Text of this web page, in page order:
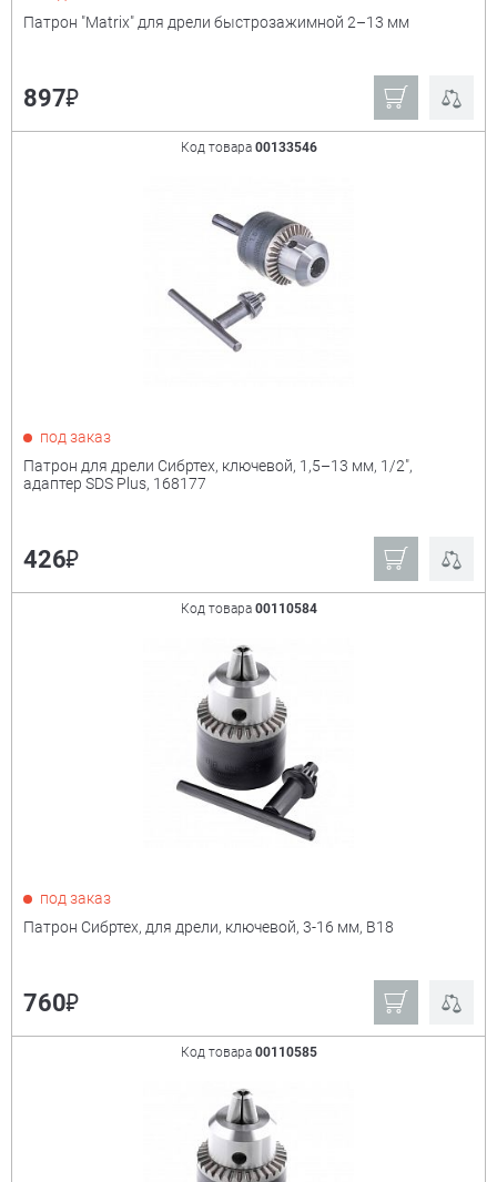
Патрон "Matrix" для дрели быстрозажимной 2–13 мм
897₽
Код товара 00133546
под заказ
Патрон для дрели Сибртех, ключевой, 1,5–13 мм, 1/2",
адаптер SDS Plus, 168177
426₽
Код товара 00110584
под заказ
Патрон Сибртех, для дрели, ключевой, 3-16 мм, В18
760₽
Код товара 00110585